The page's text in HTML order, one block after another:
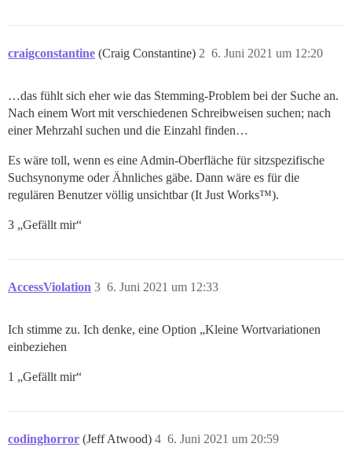
craigconstantine (Craig Constantine) 6. Juni 2021 um 12:20
2
…das fühlt sich eher wie das Stemming-Problem bei der Suche an.
Nach einem Wort mit verschiedenen Schreibweisen suchen; nach
einer Mehrzahl suchen und die Einzahl finden…
Es wäre toll, wenn es eine Admin-Oberfläche für sitzspezifische
Suchsynonyme oder Ähnliches gäbe. Dann wäre es für die
regulären Benutzer völlig unsichtbar (It Just Works™).
3 „Gefällt mir“
AccessViolation 6. Juni 2021 um 12:33
3
Ich stimme zu. Ich denke, eine Option „Kleine Wortvariationen
einbeziehen
1 „Gefällt mir“
codinghorror (Jeff Atwood) 6. Juni 2021 um 20:59
4